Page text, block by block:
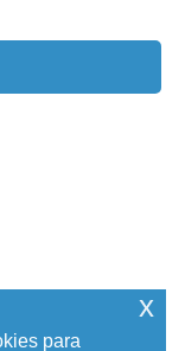
para
x